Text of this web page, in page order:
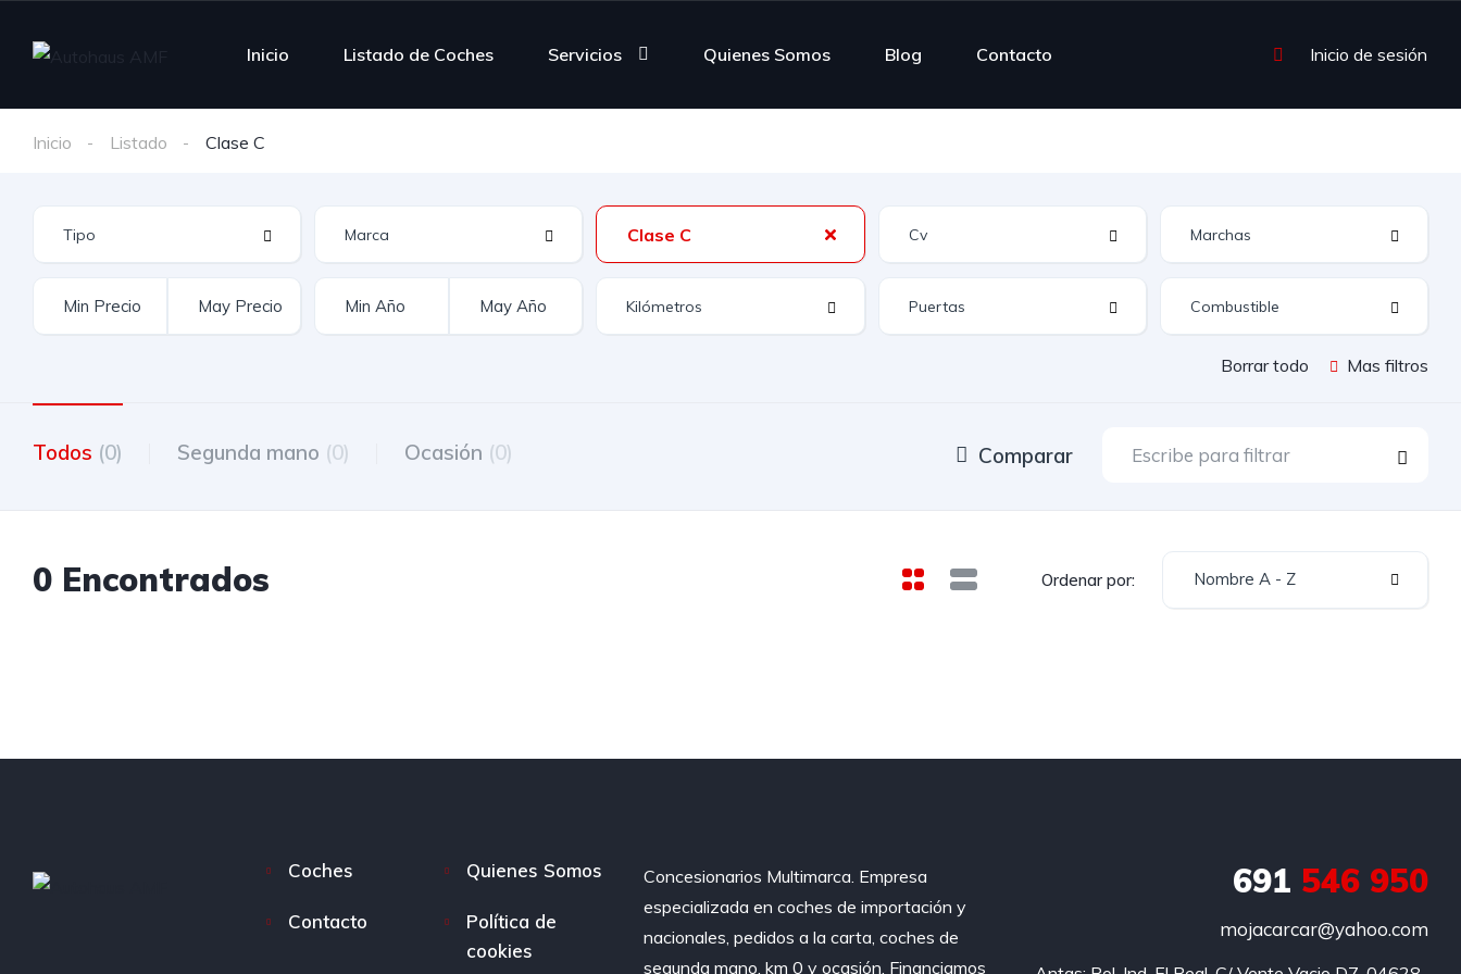
Inicio Listado de Coches Servicios Quienes Somos Blog Contacto Inicio de sesión
Inicio Listado Clase C
Clase C
Borrar todo Mas filtros
Todos (0) Segunda mano (0) Ocasión (0) Comparar
0 Encontrados Ordenar por: Nombre A - Z
Coches Quienes Somos
Contacto
Política de
cookies
Concesionarios Multimarca. Empresa
especializada en coches de importación y
nacionales, pedidos a la carta, coches de
segunda mano, km 0 y ocasión. Financiamos
691 546 950
mojacarcar@yahoo.com